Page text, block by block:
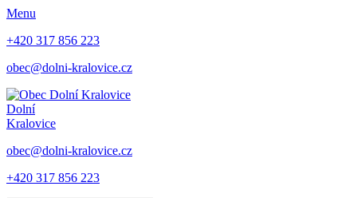
Menu
+420 317 856 223
obec@dolni-kralovice.cz
Dolní
Kralovice
obec@dolni-kralovice.cz
+420 317 856 223